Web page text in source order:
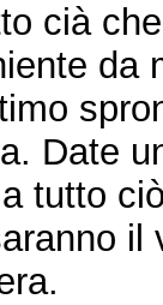
cià
da
Date
tutto
il